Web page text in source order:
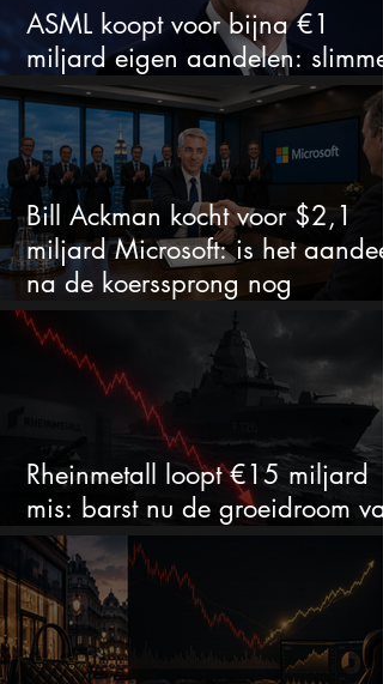
ASML koopt voor bijna €1
miljard eigen aandelen: slimme
zet of dure timing?
Bill Ackman kocht voor $2,1
miljard Microsoft: is het aandeel
na de koerssprong nog
aantrekkelijk?
Rheinmetall loopt €15 miljard
mis: barst nu de groeidroom van
het defensiebedrijf?